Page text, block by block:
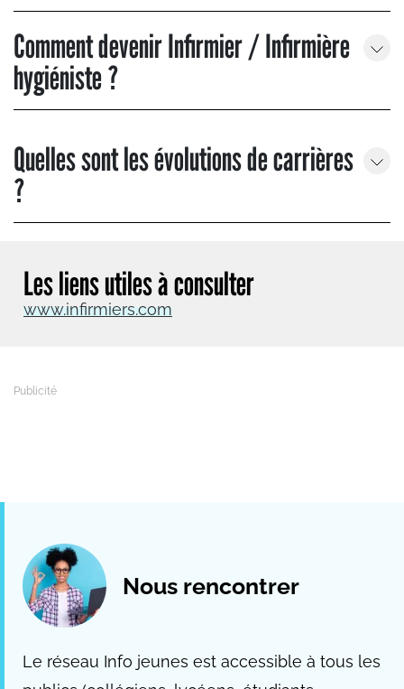
Comment devenir Infirmier / Infirmière
hygiéniste ?
Quelles sont les évolutions de carrières
?
Les liens utiles à consulter
www.infirmiers.com
Nous rencontrer
Le réseau Info jeunes est accessible à tous les